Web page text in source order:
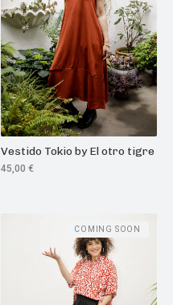
Vestido Tokio by El otro tigre
45,00 €
COMING SOON